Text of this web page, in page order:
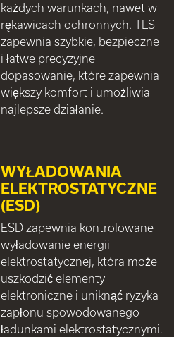
każdych warunkach, nawet w
rękawicach ochronnych. TLS
zapewnia szybkie, bezpieczne
i łatwe precyzyjne
dopasowanie, które zapewnia
większy komfort i umożliwia
najlepsze działanie.
WYŁADOWANIA
ELEKTROSTATYCZNE
(ESD)
ESD zapewnia kontrolowane
wyładowanie energii
elektrostatycznej, która może
uszkodzić elementy
elektroniczne i uniknąć ryzyka
zapłonu spowodowanego
ładunkami elektrostatycznymi.